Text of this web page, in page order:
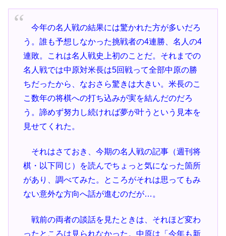
今年の名人戦の結果には驚かれた方が多いだろ
う。誰も予想しなかった挑戦者の4連勝、名人の4
連敗。これは名人戦史上初のことだ。それまでの
名人戦では中原対米長は5回戦って全部中原の勝
ちだったから、なおさら驚きは大きい。米長のこ
こ数年の将棋への打ち込みが実を結んだのだろ
う。諦めず努力し続ければ夢が叶うという見本を
見せてくれた。
それはさておき、今期の名人戦の記事（週刊将
棋・以下同じ）を読んでちょっと気になった箇所
があり、調べてみた。ところがそれは思ってもみ
ない意外な方向へ話が進むのだが…。
戦前の両者の談話を見たときは、それほど変わ
ったところは見られなかった。中原は「今年も新